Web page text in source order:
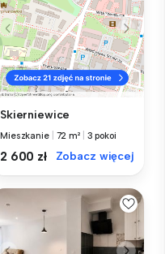
Skierniewice
Mieszkanie 72 m² 3 pokoi
2 600 zł Zobacz więcej